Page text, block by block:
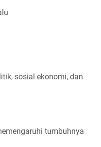
sosial ekonomi, dan
tumbuhnya